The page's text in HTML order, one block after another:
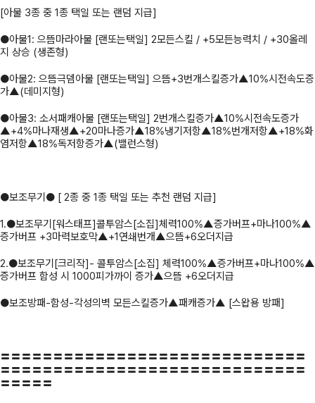
[아물 3종 중 1종 택일 또는 랜덤 지급]
●아물1: 으뜸마라아물 [랜또는택일] 2모든스킬 / +5모든능력치 / +30올레
지 상승 (생존형)
●아물2: 으뜸극뎀아물 [랜또는택일] 으뜸+3번개스킬증가▲10%시전속도증
가▲(데미지형)
●아물3: 소서패캐아물 [랜또는택일] 2번개스킬증가▲10%시전속도증가
▲+4%마나재생▲+20마나증가▲18%냉기저항▲18%번개저항▲+18%화
염저항▲18%독저항증가▲(밸런스형)
●보조무기● [ 2종 중 1종 택일 또는 추천 랜덤 지급]
1.●보조무기[워스태프]콜투암스[소집]체력100%▲증가버프+마나100%▲
증가버프 +3마력보호막▲+1연쇄번개▲으뜸+6오더지급
2.●보조무기[크리작]- 콜투암스[소집] 체력100%▲증가버프+마나100%▲
증가버프 함성 시 1000피가까이 증가▲으뜸 +6오더지급
●보조방패-함성-각성의벽 모든스킬증가▲패캐증가▲ [스왑용 방패]
〓〓〓〓〓〓〓〓〓〓〓〓〓〓〓〓〓〓〓〓〓〓〓〓〓〓〓〓〓
〓〓〓〓〓〓〓〓〓〓〓〓〓〓〓〓〓〓〓〓〓〓〓〓〓〓〓〓〓
〓〓〓〓〓